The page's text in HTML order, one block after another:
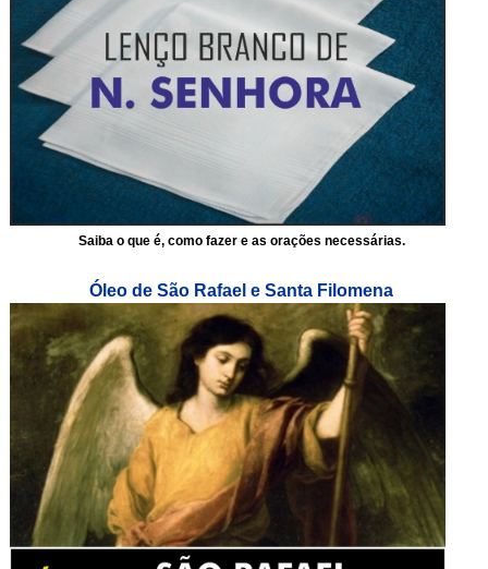
Saiba o que é, como fazer e as orações necessárias.
Óleo de São Rafael e Santa Filomena